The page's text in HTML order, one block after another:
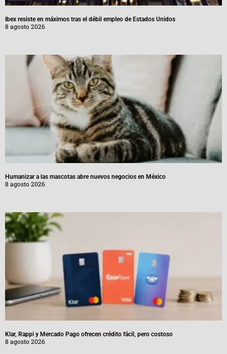
Ibex resiste en máximos tras el débil empleo de Estados Unidos
8 agosto 2026
Humanizar a las mascotas abre nuevos negocios en México
8 agosto 2026
Klar, Rappi y Mercado Pago ofrecen crédito fácil, pero costoso
8 agosto 2026